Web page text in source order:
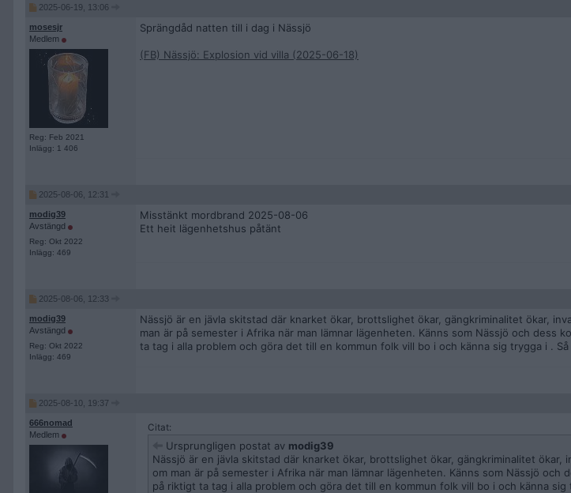
2025-06-19, 13:06
mosesjr
Medlem
Reg: Feb 2021
Inlägg: 1 406
Sprängdåd natten till i dag i Nässjö
(FB) Nässjö: Explosion vid villa (2025-06-18)
2025-08-06, 12:31
modig39
Avstängd
Reg: Okt 2022
Inlägg: 469
Misstänkt mordbrand 2025-08-06
Ett heit lägenhetshus påtänt
2025-08-06, 12:33
modig39
Avstängd
Reg: Okt 2022
Inlägg: 469
Nässjö är en jävla skitstad där knarket ökar, brottslighet ökar, gängkriminalitet ökar,
man är på semester i Afrika när man lämnar lägenheten. Känns som Nässjö och dess
ta tag i alla problem och göra det till en kommun folk vill bo i och känna sig trygga i . Så
2025-08-10, 19:37
666nomad
Medlem
Citat:
Ursprungligen postat av modig39
Nässjö är en jävla skitstad där knarket ökar, brottslighet ökar, gängkriminalitet ökar,
om man är på semester i Afrika när man lämnar lägenheten. Känns som Nässjö och
på riktigt ta tag i alla problem och göra det till en kommun folk vill bo i och känna sig